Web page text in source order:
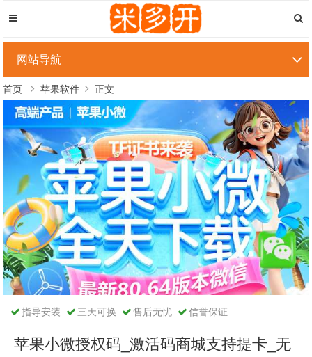
网站导航
首页 苹果软件 正文
指导安装 三天可换 售后无忧 信誉保证
苹果小微授权码_激活码商城支持提卡_无